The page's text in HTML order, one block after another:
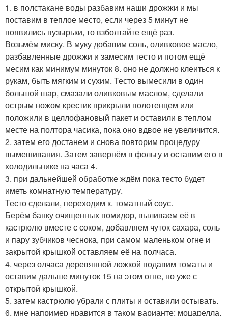
1. в полстакане воды разбавим наши дрожжи и мы
поставим в теплое место, если через 5 минут не
появились пузырьки, то взболтайте ещё раз.
Возьмём миску. В муку добавим соль, оливковое масло,
разбавленные дрожжи и замесим тесто и потом ещё
месим как минимум минуток 8. оно не должно клеиться к
рукам, быть мягким и сухим. Тесто вымесили в один
большой шар, смазали оливковым маслом, сделали
острым ножом крестик прикрыли полотенцем или
положили в целлофановый пакет и оставили в теплом
месте на полтора часика, пока оно вдвое не увеличится.
2. затем его достанем и снова повторим процедуру
вымешивания. Затем завернём в фольгу и оставим его в
холодильнике на часа 4.
3. при дальнейшей обработке ждём пока тесто будет
иметь комнатную температуру.
Тесто сделали, переходим к. томатный соус.
Берём банку очищенных помидор, выливаем её в
кастрюлю вместе с соком, добавляем чуток сахара, соль
и пару зубчиков чеснока, при самом маленьком огне и
закрытой крышкой оставляем её на полчаса.
4. через олчаса деревянной ложкой подавим томаты и
оставим дальше минуток 15 на этом огне, но уже с
открытой крышкой.
5. затем кастрюлю убрали с плиты и оставили остывать.
6. мне например нравится в таком варианте: моцарелла,